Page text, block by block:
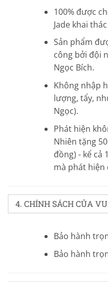
100% được
Jade khai
Sản phẩm
công bởi đội
Ngọc Bích.
Không nhập
lượng, tẩy,
Ngọc).
Phát hiện
Nhiên tặng
đồng) - kể cả
mà phát hiện
4. CHÍNH SÁCH CỦA
Bảo hành
Bảo hành